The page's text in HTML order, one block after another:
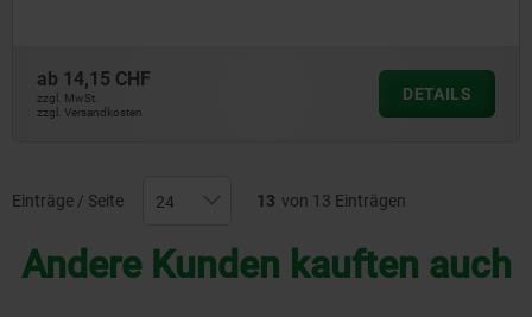
ab 14,15 CHF
zzgl. MwSt.
zzgl. Versandkosten
DETAILS
Einträge / Seite 13 von 13 Einträgen
Andere Kunden kauften auch